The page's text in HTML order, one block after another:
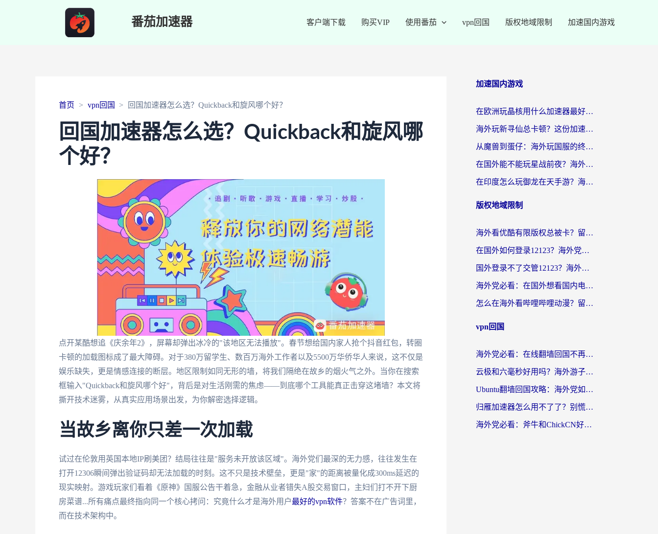
番茄加速器 客户端下载 购买VIP 使用番茄 vpn回国 版权地域限制 加速国内游戏
首页 vpn回国 回国加速器怎么选？Quickback和旋风哪个好？
回国加速器怎么选？Quickback和旋风哪
个好？
点开某酷想追《庆余年2》，屏幕却弹出冰冷的"该地区无法播放"。春节想给国内家人抢个抖音红包，转圈
卡顿的加载图标成了最大障碍。对于380万留学生、数百万海外工作者以及5500万华侨华人来说，这不仅是
娱乐缺失，更是情感连接的断层。地区限制如同无形的墙，将我们隔绝在故乡的烟火气之外。当你在搜索
框输入"Quickback和旋风哪个好"，背后是对生活刚需的焦虑——到底哪个工具能真正击穿这堵墙？本文将
撕开技术迷雾，从真实应用场景出发，为你解密选择逻辑。
当故乡离你只差一次加载
试过在伦敦用英国本地IP刷美团？结局往往是"服务未开放该区域"。海外党们最深的无力感，往往发生在
打开12306瞬间弹出验证码却无法加载的时刻。这不只是技术壁垒，更是"家"的距离被量化成300ms延迟的
现实映射。游戏玩家们看着《原神》国服公告干着急，金融从业者错失A股交易窗口，主妇们打不开下厨
房菜谱...所有痛点最终指向同一个核心拷问：究竟什么才是海外用户最好的vpn软件？答案不在广告词里，
而在技术架构中。
加速国内游戏
在欧洲玩晶核用什么加速器最好呢？一个老玩家的真心话
海外玩新寻仙总卡顿？这份加速器选择指南让你秒回国服流畅体验
从魔兽到蛋仔：海外玩国服的终极加速指南，找到你的专属高速通道
在国外能不能玩星战前夜？海外党国服游戏不卡顿的秘密武器在这里
在印度怎么玩御龙在天手游？海外党畅玩国服的终极生存指南
版权地域限制
海外看优酷有限版权总被卡？留学生亲测有效的回国加速器选择指南
在国外如何登录12123？海外党必备的回国加速实用指南
国外登录不了交管12123？海外华人亲测有效的回国加速器选择指南
海外党必看：在国外想看国内电视剧用什么软件？3步解决地域限制
怎么在海外看哔哩哔哩动漫？留学生亲测有效的回国加速方案
vpn回国
海外党必看：在线翻墙回国不再难！教你选对加速器无缝刷国内资源
云极和六毫秒好用吗？海外游子解锁国内资源的真实答案
Ubuntu翻墙回国攻略：海外党如何选对加速器，无缝刷国内剧玩游戏？
归雁加速器怎么用不了了？别慌，这篇指南教你如何丝滑“回家”
海外党必看：斧牛和ChickCN好用吗？3款热门加速器实测+番茄加速器深度体验